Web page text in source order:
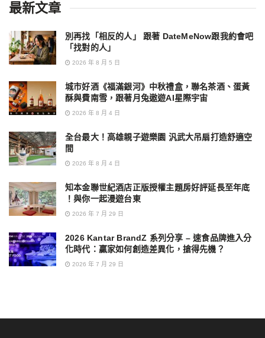
最新文章
別再找「相反的人」 跟著 DateMeNow跟我約會吧
「找對的人」
2026 年 8 月 5 日
城市好酒《福滿銀河》中秋禮盒，聯名茶酒、蛋黃
酥與費南雪，跟著月兔遨遊AI星際宇宙
2026 年 8 月 4 日
全台最大！高雄親子遊樂園 汎武大吊扇打造舒適空
間
2026 年 8 月 4 日
知本金聯世紀酒店正版授權主題房好評延長至年底
！與你一起漫遊台東
2026 年 7 月 29 日
2026 Kantar BrandZ 系列分享 – 速食品牌進入分
化時代：贏家如何創造差異化，搶得先機？
2026 年 7 月 29 日